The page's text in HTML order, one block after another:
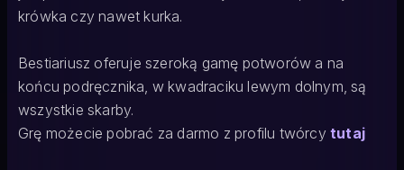
krówka czy nawet kurka.
Bestiariusz oferuje szeroką gamę potworów a na
końcu podręcznika, w kwadraciku lewym dolnym, są
wszystkie skarby.
Grę możecie pobrać za darmo z profilu twórcy tutaj